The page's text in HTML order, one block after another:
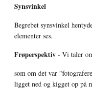
Synsvinkel
Begrebet synsvinkel
elementer ses.
Frøperspektiv - Vi taler
som om det var
ligget ned og kigget op på